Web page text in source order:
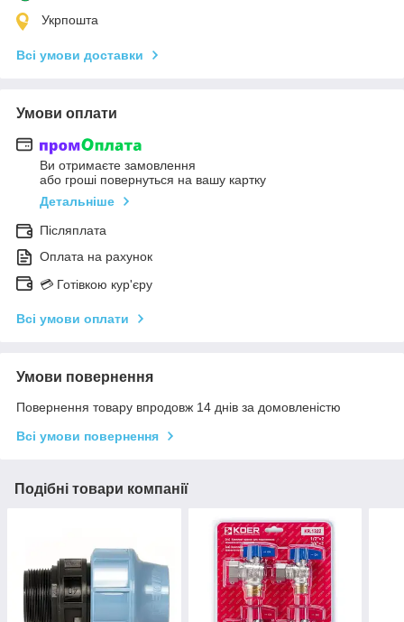
Укрпошта
Всі умови доставки
Умови оплати
Ви отримаєте замовлення
або гроші повернуться на вашу картку
Детальніше
Післяплата
Оплата на рахунок
💳 Готівкою кур'єру
Всі умови оплати
Умови повернення
Повернення товару впродовж 14 днів за домовленістю
Всі умови повернення
Подібні товари компанії